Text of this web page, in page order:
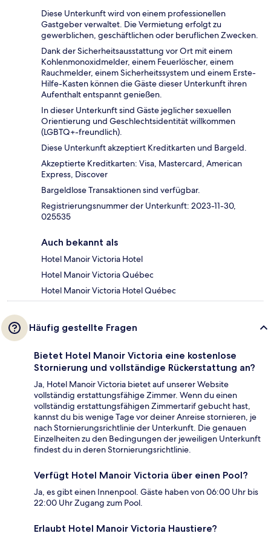
Diese Unterkunft wird von einem professionellen
Gastgeber verwaltet. Die Vermietung erfolgt zu
gewerblichen, geschäftlichen oder beruflichen Zwecken.
Dank der Sicherheitsausstattung vor Ort mit einem
Kohlenmonoxidmelder, einem Feuerlöscher, einem
Rauchmelder, einem Sicherheitssystem und einem Erste-
Hilfe-Kasten können die Gäste dieser Unterkunft ihren
Aufenthalt entspannt genießen.
In dieser Unterkunft sind Gäste jeglicher sexuellen
Orientierung und Geschlechtsidentität willkommen
(LGBTQ+-freundlich).
Diese Unterkunft akzeptiert Kreditkarten und Bargeld.
Akzeptierte Kreditkarten: Visa, Mastercard, American
Express, Discover
Bargeldlose Transaktionen sind verfügbar.
Registrierungsnummer der Unterkunft: 2023-11-30,
025535
Auch bekannt als
Hotel Manoir Victoria Hotel
Hotel Manoir Victoria Québec
Hotel Manoir Victoria Hotel Québec
Häufig gestellte Fragen
Bietet Hotel Manoir Victoria eine kostenlose
Stornierung und vollständige Rückerstattung an?
Ja, Hotel Manoir Victoria bietet auf unserer Website
vollständig erstattungsfähige Zimmer. Wenn du einen
vollständig erstattungsfähigen Zimmertarif gebucht hast,
kannst du bis wenige Tage vor deiner Anreise stornieren, je
nach Stornierungsrichtlinie der Unterkunft. Die genauen
Einzelheiten zu den Bedingungen der jeweiligen Unterkunft
findest du in deren Stornierungsrichtlinie.
Verfügt Hotel Manoir Victoria über einen Pool?
Ja, es gibt einen Innenpool. Gäste haben von 06:00 Uhr bis
22:00 Uhr Zugang zum Pool.
Erlaubt Hotel Manoir Victoria Haustiere?